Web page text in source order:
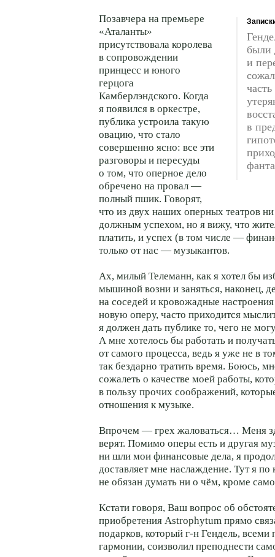
были
и
в
Позавчера на премьере
«Аталанты»
присутствовала королева
в сопровождении
принцесс и юного
герцога
Камберлэндского. Когда
я появился в оркестре,
публика устроила такую
овацию, что стало
совершенно ясно: все эти
разговоры и пересуды
о том, что оперное дело
обречено на провал —
полный пшик. Говорят,
что из двух наших оперных театров
должным успехом, но я вижу, что
платить, и успех (в том числе —
только от нас — музыкантов.
Ах, милый Телеманн, как я хотел бы
мышиной возни и заняться, наконец,
на соседей и кровожадные
новую оперу, часто приходится
я должен дать публике то, чего не
А мне хотелось бы работать и
от самого процесса, ведь я уже не в
так бездарно тратить время. Боюсь,
сожалеть о качестве моей работы,
в пользу прочих соображений,
отношения к музыке.
Впрочем — грех жаловаться… Меня
верят. Помимо оперы есть и другая
ни шли мои финансовые дела, я
доставляет мне наслаждение. Тут я по
не обязан думать ни о чём, кроме
Кстати говоря, Ваш вопрос об
приобретения Astrophytum прямо
подарков, который г-н Гендель, всеми
гармонии, соизволил преподнести